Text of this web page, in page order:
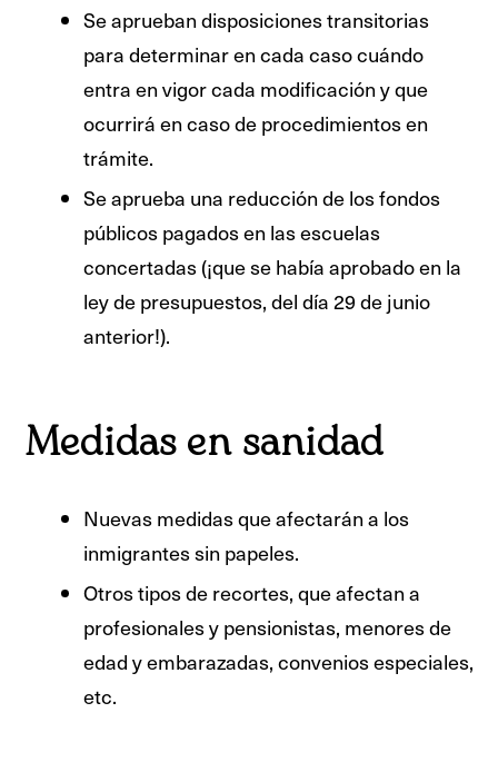
Se aprueban disposiciones transitorias
para determinar en cada caso cuándo
entra en vigor cada modificación y que
ocurrirá en caso de procedimientos en
trámite.
Se aprueba una reducción de los fondos
públicos pagados en las escuelas
concertadas (¡que se había aprobado en la
ley de presupuestos, del día 29 de junio
anterior!).
Medidas en sanidad
Nuevas medidas que afectarán a los
inmigrantes sin papeles.
Otros tipos de recortes, que afectan a
profesionales y pensionistas, menores de
edad y embarazadas, convenios especiales,
etc.